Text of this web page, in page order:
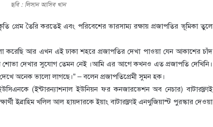
ছবি : লিসান আসিব খান
প্রেম তৈরি করতেই এবং পরিবেশের ভারসাম্য রক্ষায় প্রজাপতির ভূমিকা তুলে
করেছি আর এখন এই ঢাকা শহরে প্রজাপতির দেখা পাওয়া যেন আকাশের চাঁদ
শোভা দেখার সুযোগ তেমন নেই ।আমি এর আগে কখনও এত প্রজাপতি দেখিনি।
দেখে অনেক ভালো লাগছে।” – বলেন প্রজাপতিপ্রেমী সুমন হক।
(ইন্টারন্যাশনাল ইউনিয়ন ফর কনজারভেশন অব নেচার) বাটারফ্লাই
ইব্রাহিম খলিল আল হায়দারকে ইয়াং বাটারফ্লাই এনথুজিয়াস্ট পুরস্কার দেওয়া